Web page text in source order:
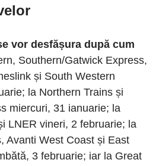
vor desfășura după cum
Southern/Gatwick Express,
și South Western
la Northern Trains și
miercuri, 31 ianuarie; la
LNER vineri, 2 februarie; la
Avanti West Coast și East
3 februarie; iar la Great